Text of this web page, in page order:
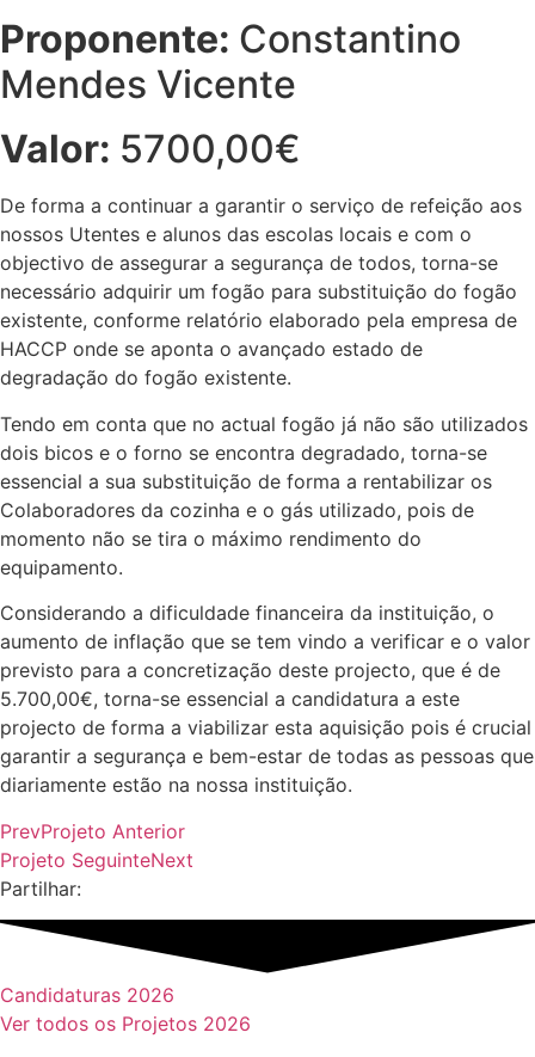
Proponente: Constantino
Mendes Vicente
Valor: 5700,00€
De forma a continuar a garantir o serviço de refeição aos
nossos Utentes e alunos das escolas locais e com o
objectivo de assegurar a segurança de todos, torna-se
necessário adquirir um fogão para substituição do fogão
existente, conforme relatório elaborado pela empresa de
HACCP onde se aponta o avançado estado de
degradação do fogão existente.
Tendo em conta que no actual fogão já não são utilizados
dois bicos e o forno se encontra degradado, torna-se
essencial a sua substituição de forma a rentabilizar os
Colaboradores da cozinha e o gás utilizado, pois de
momento não se tira o máximo rendimento do
equipamento.
Considerando a dificuldade financeira da instituição, o
aumento de inflação que se tem vindo a verificar e o valor
previsto para a concretização deste projecto, que é de
5.700,00€, torna-se essencial a candidatura a este
projecto de forma a viabilizar esta aquisição pois é crucial
garantir a segurança e bem-estar de todas as pessoas que
diariamente estão na nossa instituição.
PrevProjeto Anterior
Projeto SeguinteNext
Partilhar:
Candidaturas 2026
Ver todos os Projetos 2026